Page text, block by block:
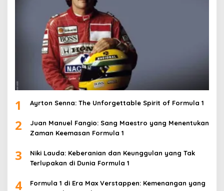
1 Ayrton Senna: The Unforgettable Spirit of Formula 1
2
Juan Manuel Fangio: Sang Maestro yang Menentukan
Zaman Keemasan Formula 1
3
Niki Lauda: Keberanian dan Keunggulan yang Tak
Terlupakan di Dunia Formula 1
4
Formula 1 di Era Max Verstappen: Kemenangan yang